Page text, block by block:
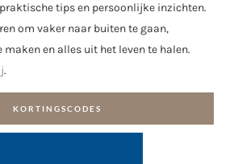
tips en persoonlijke inzichten.
om vaker naar buiten te gaan,
maken en alles uit het leven te halen.
.
KORTINGSCODES